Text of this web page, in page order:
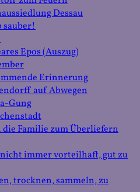
Dessau
sauber!
Epos (Auszug)
Erinnerung
auf Abwegen
Gung
die Familie zum Überliefern
nicht immer vorteilhaft, gut zu
trocknen, sammeln, zu